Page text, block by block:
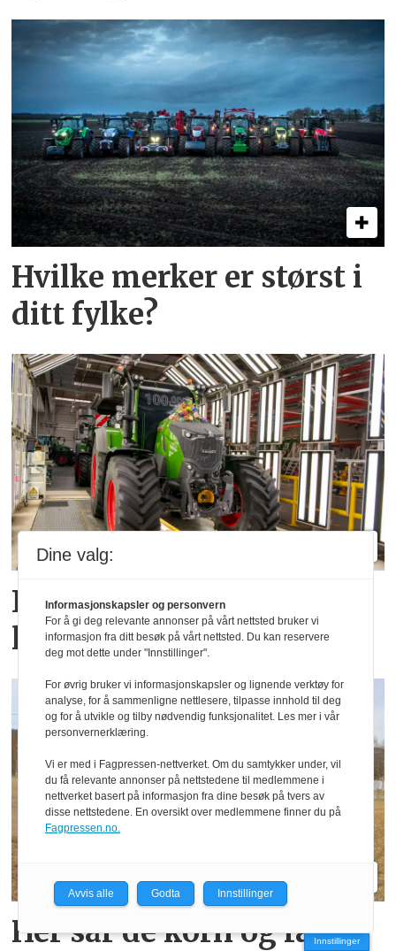
Hvilke merker er størst i
ditt fylke?
Fendt gjør endringer i
ledelsen
Her sår de korn og fang­
Innstillinger
Dine valg:
Informasjonskapsler og personvern
For å gi deg relevante annonser på vårt nettsted bruker vi
informasjon fra ditt besøk på vårt nettsted. Du kan reservere
deg mot dette under "Innstillinger".
For øvrig bruker vi informasjonskapsler og lignende verktøy for
analyse, for å sammenligne nettlesere, tilpasse innhold til deg
og for å utvikle og tilby nødvendig funksjonalitet. Les mer i vår
personvernerklæring.
Vi er med i Fagpressen-nettverket. Om du samtykker under, vil
du få relevante annonser på nettstedene til medlemmene i
nettverket basert på informasjon fra dine besøk på tvers av
disse nettstedene. En oversikt over medlemmene finner du på
Fagpressen.no.
Avvis alle Godta Innstillinger